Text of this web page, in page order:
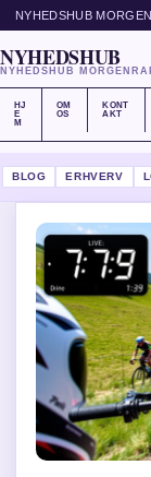
NYHEDSHUB
NYHEDSHUB
NYHEDSHUB
HJ
E
M
OM
OS
KONT
AKT
BLOG ERHVERV